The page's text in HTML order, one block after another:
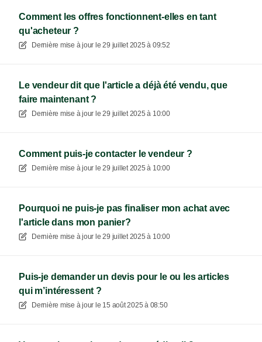
Comment les offres fonctionnent-elles en tant
qu'acheteur ?
Dernière mise à jour le 29 juillet 2025 à 09:52
Le vendeur dit que l'article a déjà été vendu, que
faire maintenant ?
Dernière mise à jour le 29 juillet 2025 à 10:00
Comment puis-je contacter le vendeur ?
Dernière mise à jour le 29 juillet 2025 à 10:00
Pourquoi ne puis-je pas finaliser mon achat avec
l'article dans mon panier?
Dernière mise à jour le 29 juillet 2025 à 10:00
Puis-je demander un devis pour le ou les articles
qui m’intéressent ?
Dernière mise à jour le 15 août 2025 à 08:50